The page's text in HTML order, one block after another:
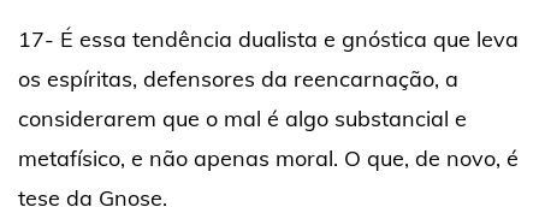
17- É essa tendência dualista e gnóstica que leva
os espíritas, defensores da reencarnação, a
considerarem que o mal é algo substancial e
metafísico, e não apenas moral. O que, de novo, é
tese da Gnose.